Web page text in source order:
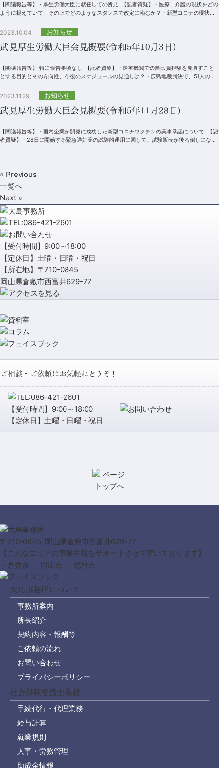
【閣議報告等】・厚生労働大臣に就任しての所見 【記者質疑】・医療、介護の現状をどの
ように捉えていて、その上でどのようなスタンスで改定に臨むか？・新型コロナの現状の
2023.10.04 お知らせ
武見厚生労働大臣会見概要(令和5年10月3日)
【閣議報告等】 特に報告事項なし 【記者質疑】・医療機関での自己負担額を見直すこと
とする目的とその方向性、今後のスケジュールの見通しは？・広島地裁判決で、51人の受
2023.11.29 お知らせ
武見厚生労働大臣会見概要(令和5年11月28日)
【閣議報告等】・国内企業が開発に成功した新型コロナワクチンの薬事承認について 【記
者質疑】・28日に開始する緊急避妊薬の試験的運用に関して、試験販売が後ろ倒しになっ
« Previous
一覧へ
Next »
【受付時間】9:00～18:00
【定休日】土曜・日曜・祝日
【所在地】〒710-0845
岡山県倉敷市西富井629-77
ご相談・ご依頼はお気軽にどうぞ！
【受付時間】9:00～18:00
【定休日】土曜・日曜・祝日
〒710-0845 岡山県倉敷市西富井629-77
【こんなエリアの事業主様をサポートさせて頂いております】
・倉敷市 ・岡山市 ・総社市
大島事務所について
事務所案内
所長紹介
契約内容・報酬等
ご依頼の流れ
お問い合わせ
プライバシーポリシー
社会保険労務士業務
手続代行・代理業務
給与計算
就業規則
人事・労務管理
助成金情報